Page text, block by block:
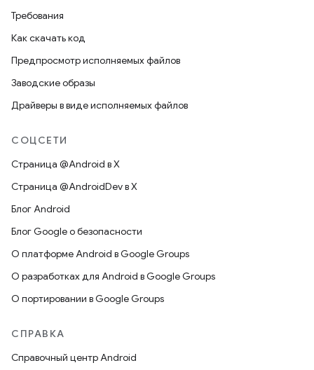
Требования
Как скачать код
Предпросмотр исполняемых файлов
Заводские образы
Драйверы в виде исполняемых файлов
СОЦСЕТИ
Страница @Android в X
Страница @AndroidDev в X
Блог Android
Блог Google о безопасности
О платформе Android в Google Groups
О разработках для Android в Google Groups
О портировании в Google Groups
СПРАВКА
Справочный центр Android